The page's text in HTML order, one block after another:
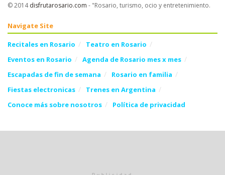
© 2014disfrutarosario.com - "Rosario, turismo, ocio y entretenimiento.
Navigate Site
Recitales en Rosario
Teatro en Rosario
Eventos en Rosario
Agenda de Rosario mes x mes
Escapadas de fin de semana
Rosario en familia
Fiestas electronicas
Trenes en Argentina
Conoce más sobre nosotros
Política de privacidad